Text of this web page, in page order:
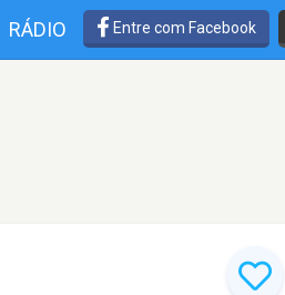
RÁDIO Entre com Facebook